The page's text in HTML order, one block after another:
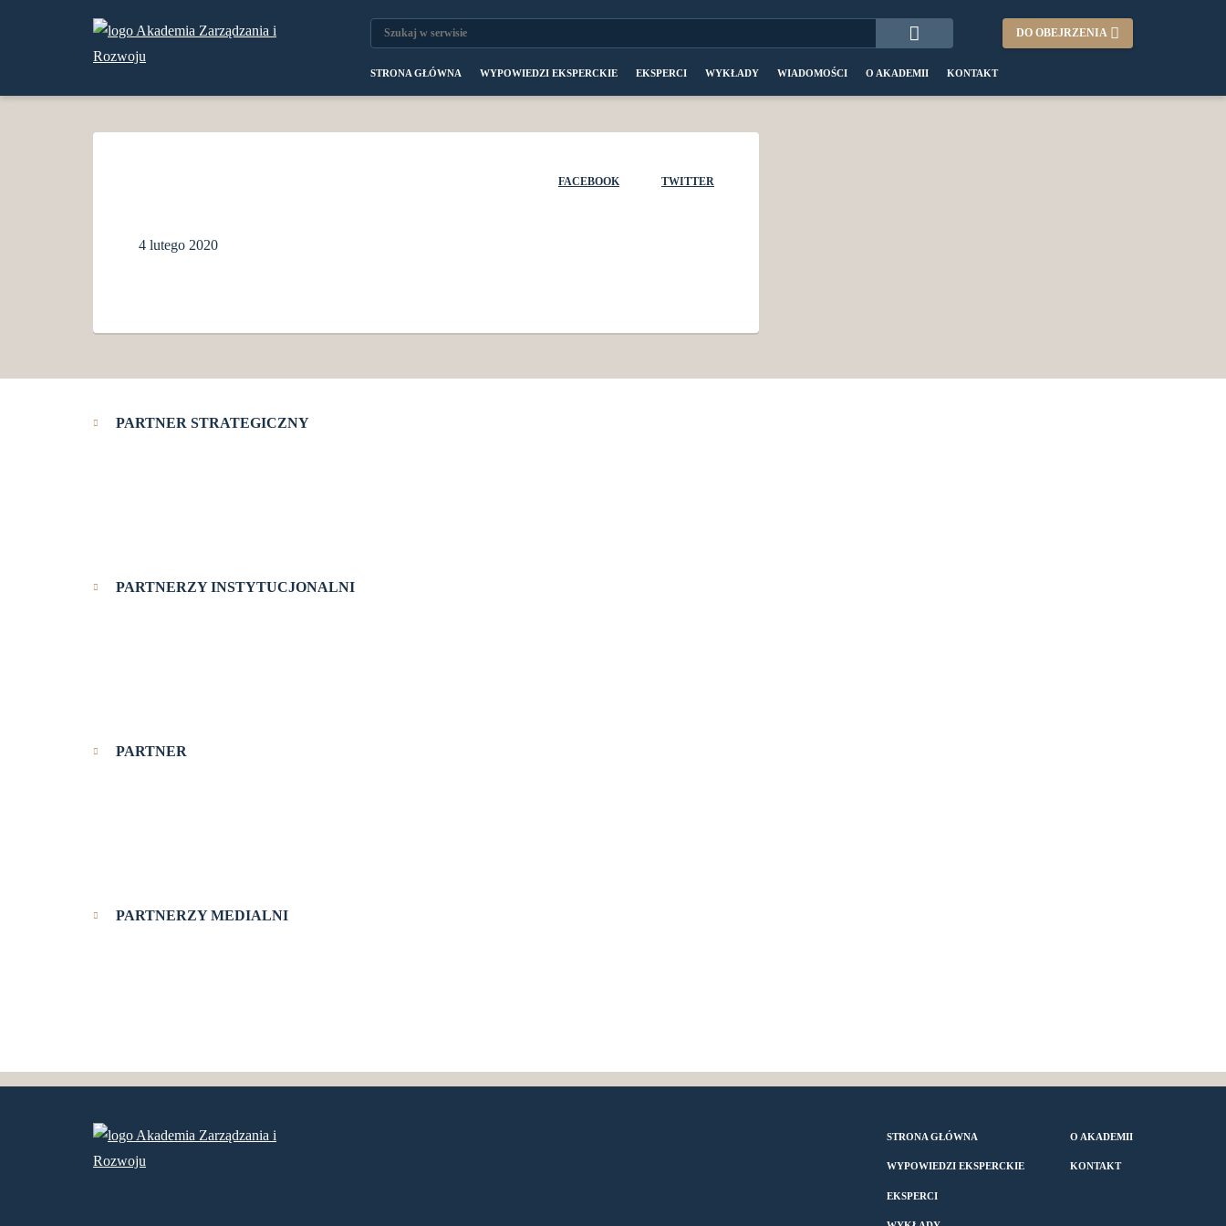
STRONA GŁÓWNA WYPOWIEDZI EKSPERCKIE EKSPERCI WYKŁADY WIADOMOŚCI O AKADEMII KONTAKT
DO OBEJRZENIA
FACEBOOK TWITTER
4 lutego 2020
PARTNER STRATEGICZNY
PARTNERZY INSTYTUCJONALNI
PARTNER
PARTNERZY MEDIALNI
STRONA GŁÓWNA
WYPOWIEDZI EKSPERCKIE
EKSPERCI
O AKADEMII
KONTAKT